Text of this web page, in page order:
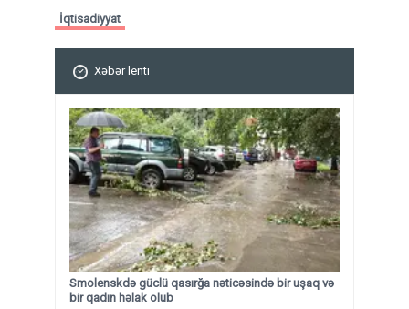
İqtisadiyyat
Xəbər lenti
Smolenskdə güclü qasırğa nəticəsində bir uşaq və
bir qadın həlak olub